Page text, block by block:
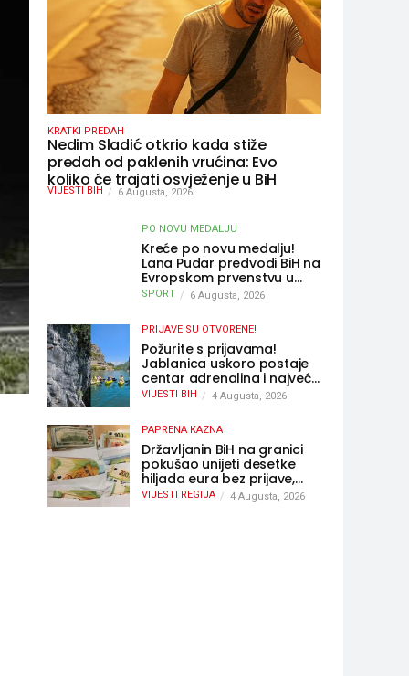
KRATKI PREDAH
Nedim Sladić otkrio kada stiže
predah od paklenih vrućina: Evo
koliko će trajati osvježenje u BiH
VIJESTI BIH 6 Augusta, 2026
PO NOVU MEDALJU
Kreće po novu medalju!
Lana Pudar predvodi BiH na
Evropskom prvenstvu u
Parizu
SPORT 6 Augusta, 2026
PRIJAVE SU OTVORENE!
Požurite s prijavama!
Jablanica uskoro postaje
centar adrenalina i najveće
outdoor avanture ovog
VIJESTI BIH 4 Augusta, 2026
PAPRENA KAZNA
Državljanin BiH na granici
pokušao unijeti desetke
hiljada eura bez prijave,
uslijedila “paprena” kazna
VIJESTI REGIJA 4 Augusta, 2026